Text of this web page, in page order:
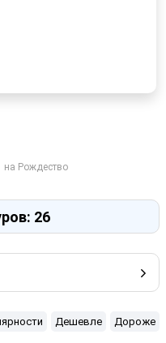
на Рождество
26
Дешевле Дороже